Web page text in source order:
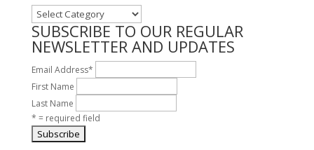
ALL
TOPICS
SUBSCRIBE TO OUR REGULAR
NEWSLETTER AND UPDATES
Email Address*
First Name
Last Name
* = required field